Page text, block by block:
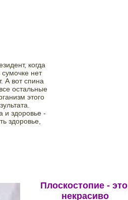
когда
нет
А вот спина
остальные
этого
и здоровье -
здоровье,
Плоскостопие - это
некрасиво